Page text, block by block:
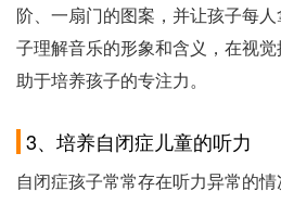
阶、一扇门的图案，并让孩子每
子理解音乐的形象和含义，在视
助于培养孩子的专注力。
3、培养自闭症儿童的听力
自闭症孩子常常存在听力异常的